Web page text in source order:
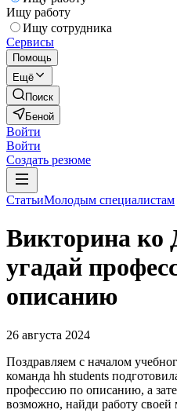
Ищу работу
Ищу сотрудника
Сервисы
Помощь
Ещё
Поиск
Беной
Войти
Войти
Создать резюме
СтатьиМолодым специалистам
Викторина ко
угадай
описанию
26 августа 2024
Поздравляем с началом
команда hh students
профессию по описанию, а
возможно, найди работу своей